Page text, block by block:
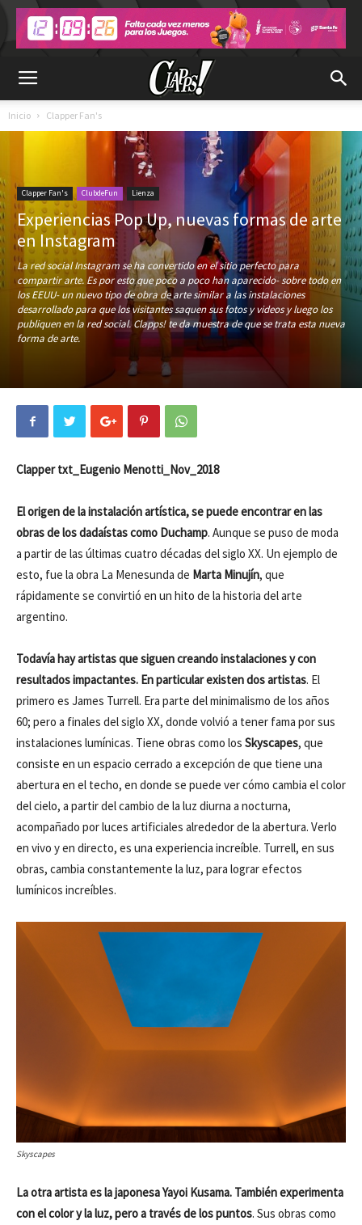
Inicio Clapper Fan's
Clapper Fan's ClubdeFun Lienza
Experiencias Pop Up, nuevas formas de arte
en Instagram
La red social Instagram se ha convertido en el sitio perfecto para
compartir arte. Es por esto que poco a poco han aparecido- sobre todo en
los EEUU- un nuevo tipo de obra de arte similar a las instalaciones
desarrollado para que los visitantes saquen sus fotos y videos y luego los
publiquen en la red social. Clapps! te da muestra de que se trata esta nueva
forma de arte.
Clapper txt_Eugenio Menotti_Nov_2018
El origen de la instalación artística, se puede encontrar en las
obras de los dadaístas como Duchamp. Aunque se puso de moda
a partir de las últimas cuatro décadas del siglo XX. Un ejemplo de
esto, fue la obra La Menesunda de Marta Minujín, que
rápidamente se convirtió en un hito de la historia del arte
argentino.
Todavía hay artistas que siguen creando instalaciones y con
resultados impactantes. En particular existen dos artistas. El
primero es James Turrell. Era parte del minimalismo de los años
60; pero a finales del siglo XX, donde volvió a tener fama por sus
instalaciones lumínicas. Tiene obras como los Skyscapes, que
consiste en un espacio cerrado a excepción de que tiene una
abertura en el techo, en donde se puede ver cómo cambia el color
del cielo, a partir del cambio de la luz diurna a nocturna,
acompañado por luces artificiales alrededor de la abertura. Verlo
en vivo y en directo, es una experiencia increíble. Turrell, en sus
obras, cambia constantemente la luz, para lograr efectos
lumínicos increíbles.
Skyscapes
La otra artista es la japonesa Yayoi Kusama. También experimenta
con el color y la luz, pero a través de los puntos. Sus obras como